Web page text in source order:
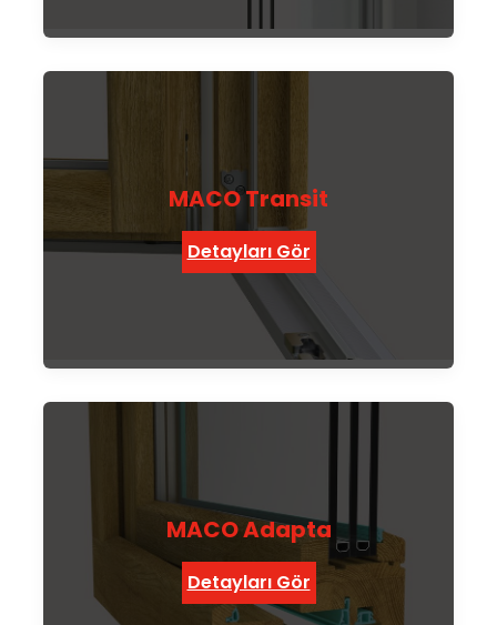
MACO Transit
Detayları Gör
MACO Adapta
Detayları Gör